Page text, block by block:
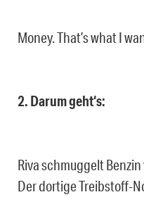
Money. That’s what I
2. Darum geht‘s:
Riva schmuggelt
Der dortige Treibstoff-